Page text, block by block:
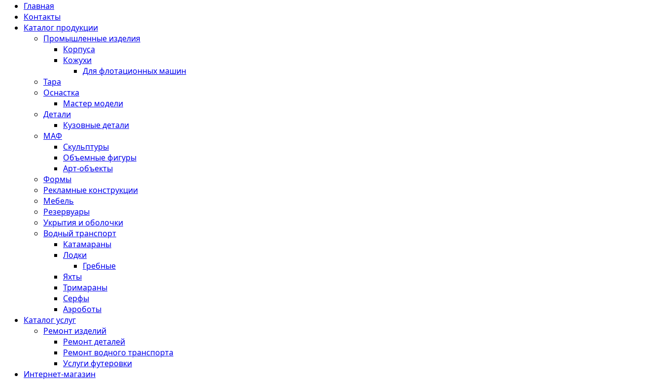
Главная
Контакты
Каталог продукции
Промышленные изделия
Корпуса
Кожухи
Для флотационных машин
Тара
Оснастка
Мастер модели
Детали
Кузовные детали
МАФ
Скульптуры
Объемные фигуры
Арт-объекты
Формы
Рекламные конструкции
Мебель
Резервуары
Укрытия и оболочки
Водный транспорт
Катамараны
Лодки
Гребные
Яхты
Тримараны
Серфы
Аэроботы
Каталог услуг
Ремонт изделий
Ремонт деталей
Ремонт водного транспорта
Услуги футеровки
Интернет-магазин